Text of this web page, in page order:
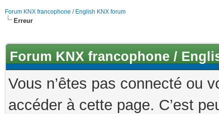
Forum KNX francophone / English KNX forum
Erreur
Forum KNX francophone /
Vous n’êtes pas connecté ou
accéder à cette page. C’est